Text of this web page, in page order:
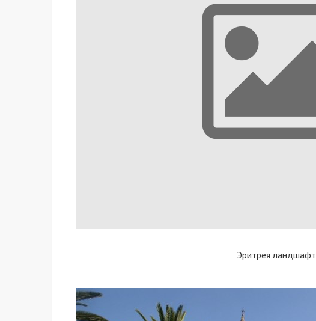
Эритрея ландшафт